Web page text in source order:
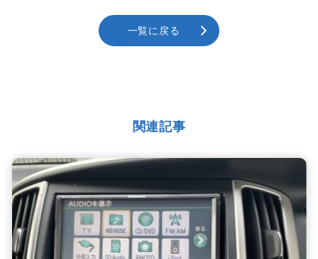
一覧に戻る
関連記事